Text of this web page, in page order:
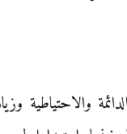
والاحتياطية